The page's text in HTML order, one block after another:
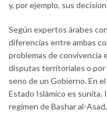
y, por ejemplo, sus
Según expertos árabes
diferencias entre ambas
problemas de convivencia
disputas territoriales o
seno de un Gobierno. En
Estado Islámico es sunita.
regimen de Bashar al-